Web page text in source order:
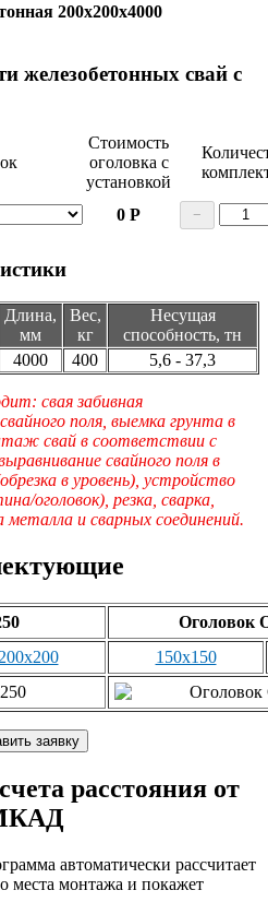
железобетонных свай с
Стоимость
оголовка с
установкой
0 Р −
Длина,
мм
Вес,
кг
Несущая
способность, тн
4000 400 5,6 - 37,3
свая забивная
поля, выемка грунта в
свай в соответствии с
свайного поля в
в уровень), устройство
оголовок), резка, сварка,
и сварных соединений.
Оголовок
200х200 150х150
расстояния от
автоматически рассчитает
места монтажа и покажет